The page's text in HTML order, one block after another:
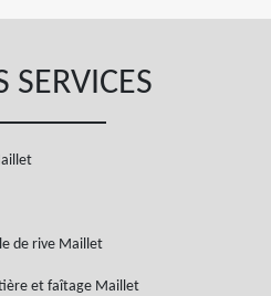
SERVICES
de rive Maillet
et faîtage Maillet